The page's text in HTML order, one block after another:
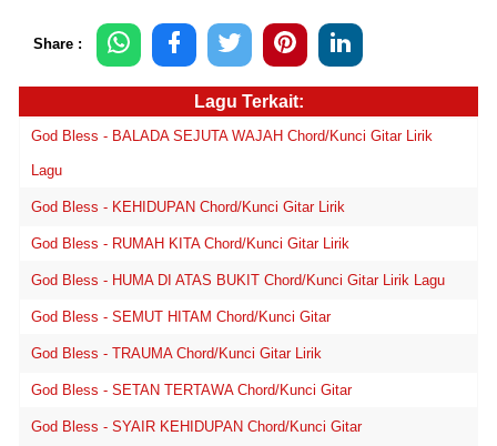
Share :
Lagu Terkait:
God Bless - BALADA SEJUTA WAJAH Chord/Kunci Gitar Lirik
Lagu
God Bless - KEHIDUPAN Chord/Kunci Gitar Lirik
God Bless - RUMAH KITA Chord/Kunci Gitar Lirik
God Bless - HUMA DI ATAS BUKIT Chord/Kunci Gitar Lirik Lagu
God Bless - SEMUT HITAM Chord/Kunci Gitar
God Bless - TRAUMA Chord/Kunci Gitar Lirik
God Bless - SETAN TERTAWA Chord/Kunci Gitar
God Bless - SYAIR KEHIDUPAN Chord/Kunci Gitar